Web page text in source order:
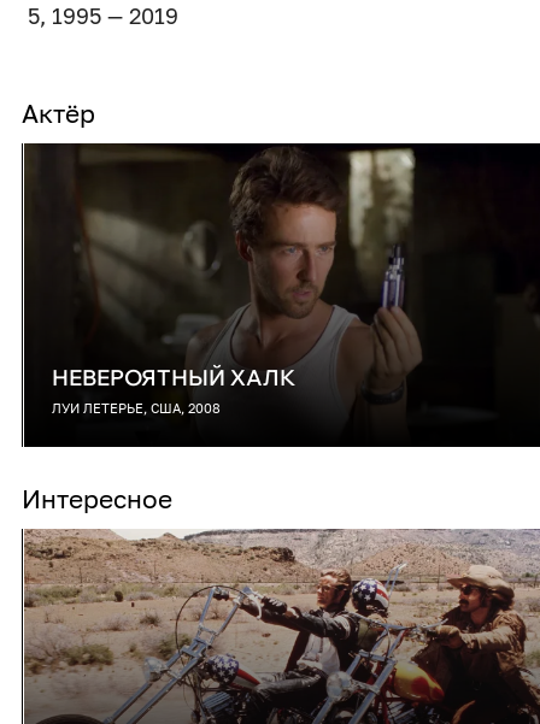
5, 1995 — 2019
Актёр
НЕВЕРОЯТНЫЙ ХАЛК
ЛУИ ЛЕТЕРЬЕ, США, 2008
Интересное